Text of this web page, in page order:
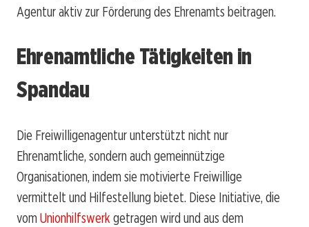
Agentur aktiv zur Förderung des Ehrenamts beitragen.
Ehrenamtliche Tätigkeiten in
Spandau
Die Freiwilligenagentur unterstützt nicht nur
Ehrenamtliche, sondern auch gemeinnützige
Organisationen, indem sie motivierte Freiwillige
vermittelt und Hilfestellung bietet. Diese Initiative, die
vom Unionhilfswerk getragen wird und aus dem